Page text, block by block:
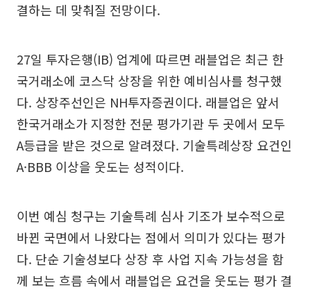
결하는 데 맞춰질 전망이다.
27일 투자은행(IB) 업계에 따르면 래블업은 최근 한
국거래소에 코스닥 상장을 위한 예비심사를 청구했
다. 상장주선인은 NH투자증권이다. 래블업은 앞서
한국거래소가 지정한 전문 평가기관 두 곳에서 모두
A등급을 받은 것으로 알려졌다. 기술특례상장 요건인
A·BBB 이상을 웃도는 성적이다.
이번 예심 청구는 기술특례 심사 기조가 보수적으로
바뀐 국면에서 나왔다는 점에서 의미가 있다는 평가
다. 단순 기술성보다 상장 후 사업 지속 가능성을 함
께 보는 흐름 속에서 래블업은 요건을 웃도는 평가 결